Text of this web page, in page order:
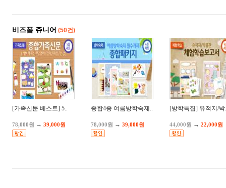
비즈폼 쥬니어 (50건)
[가족신문 베스트] 5..
78,000원 → 39,000원
종합4종 여름방학숙제..
78,000원 → 39,000원
[방학특집] 유적지/박
44,000원 → 22,000원